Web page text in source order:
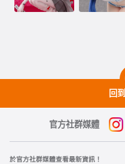
回
官方社群媒體
於官方社群媒體查看最新資訊！